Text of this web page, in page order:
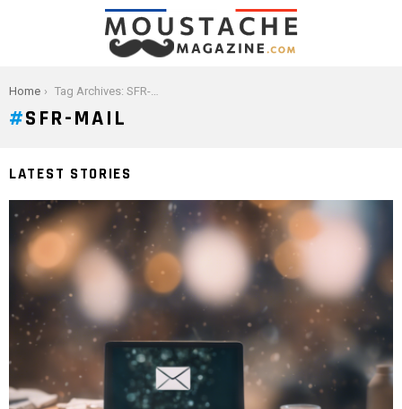
You are here:
Home Tag Archives: SFR-mail
SFR-MAIL
LATEST STORIES